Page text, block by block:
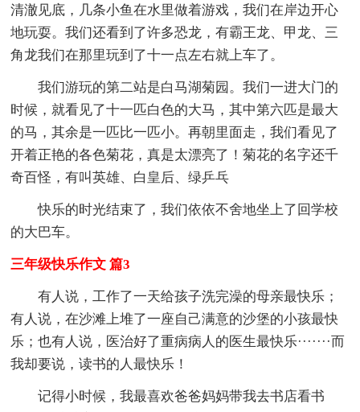
清澈见底，几条小鱼在水里做着游戏，我们在岸边开心
地玩耍。我们还看到了许多恐龙，有霸王龙、甲龙、三
角龙我们在那里玩到了十一点左右就上车了。
我们游玩的第二站是白马湖菊园。我们一进大门的
时候，就看见了十一匹白色的大马，其中第六匹是最大
的马，其余是一匹比一匹小。再朝里面走，我们看见了
开着正艳的各色菊花，真是太漂亮了！菊花的名字还千
奇百怪，有叫英雄、白皇后、绿乒乓
快乐的时光结束了，我们依依不舍地坐上了回学校
的大巴车。
三年级快乐作文 篇3
有人说，工作了一天给孩子洗完澡的母亲最快乐；
有人说，在沙滩上堆了一座自己满意的沙堡的小孩最快
乐；也有人说，医治好了重病病人的医生最快乐·······而
我却要说，读书的人最快乐！
记得小时候，我最喜欢爸爸妈妈带我去书店看书